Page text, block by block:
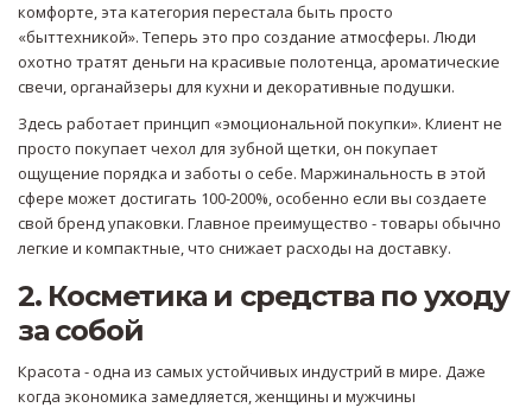
комфорте, эта категория перестала быть просто
«быттехникой». Теперь это про создание атмосферы. Люди
охотно тратят деньги на красивые полотенца, ароматические
свечи, органайзеры для кухни и декоративные подушки.
Здесь работает принцип «эмоциональной покупки». Клиент не
просто покупает чехол для зубной щетки, он покупает
ощущение порядка и заботы о себе. Маржинальность в этой
сфере может достигать 100-200%, особенно если вы создаете
свой бренд упаковки. Главное преимущество - товары обычно
легкие и компактные, что снижает расходы на доставку.
2. Косметика и средства по уходу
за собой
Красота - одна из самых устойчивых индустрий в мире. Даже
когда экономика замедляется, женщины и мужчины